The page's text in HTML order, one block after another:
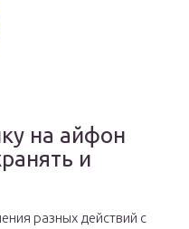
на айфон
и
разных действий с